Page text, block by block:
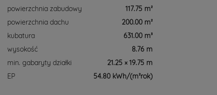
powierzchnia zabudowy
117.75 m²
powierzchnia dachu
200.00 m²
kubatura
631.00 m³
wysokość
8.76 m
min. gabaryty działki
21.25 × 19.75 m
EP
54.80 kWh/(m²rok)